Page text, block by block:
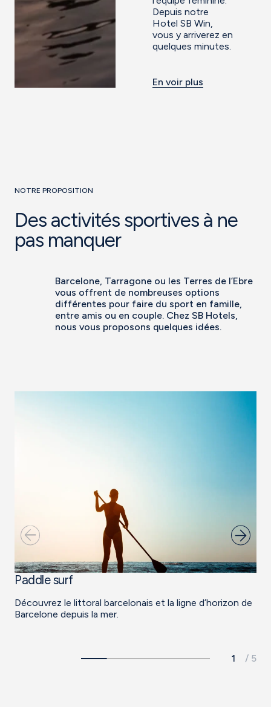
Depuis notre
Hotel SB Win,
vous y arriverez en
quelques minutes.
En voir plus
NOTRE PROPOSITION
Des activités sportives à ne
pas manquer
Barcelone, Tarragone ou les Terres de l’Ebre
vous offrent de nombreuses options
différentes pour faire du sport en famille,
entre amis ou en couple. Chez SB Hotels,
nous vous proposons quelques idées.
Paddle surf
Découvrez le littoral barcelonais et la ligne d’horizon de
Barcelone depuis la mer.